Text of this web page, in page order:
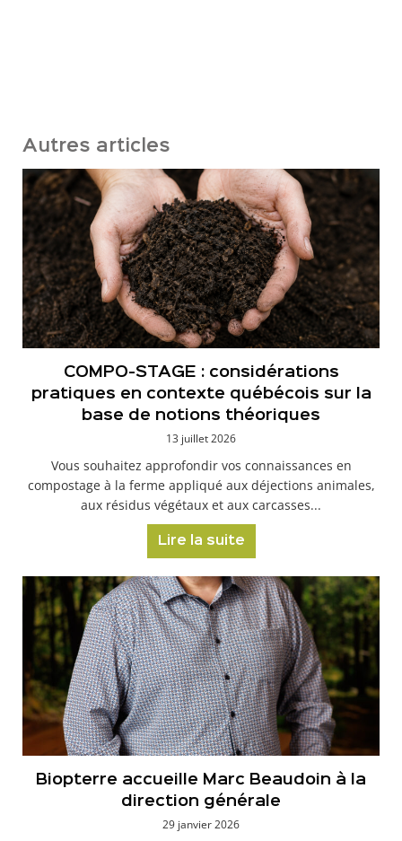
Autres articles
COMPO-STAGE : considérations
pratiques en contexte québécois sur la
base de notions théoriques
13 juillet 2026
Vous souhaitez approfondir vos connaissances en
compostage à la ferme appliqué aux déjections animales,
aux résidus végétaux et aux carcasses...
Lire la suite
Biopterre accueille Marc Beaudoin à la
direction générale
29 janvier 2026